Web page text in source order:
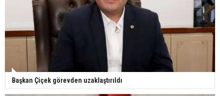
Başkan Çiçek görevden uzaklaştırıldı